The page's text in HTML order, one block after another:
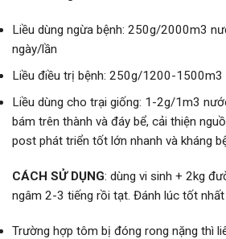
Liều dùng ngừa bệnh: 250g/2000m3
ngày/lần
Liều điều trị bệnh: 250g/1200-1500m3
Liều dùng cho trại giống: 1-2g/1m3
bám trên thành và đáy bể, cải thiện
post phát triển tốt lớn nhanh và kháng
CÁCH SỬ DỤNG: dùng vi sinh + 2kg
ngâm 2-3 tiếng rồi tạt. Đánh lúc tốt
Trường hợp tôm bị đóng rong nặng thì